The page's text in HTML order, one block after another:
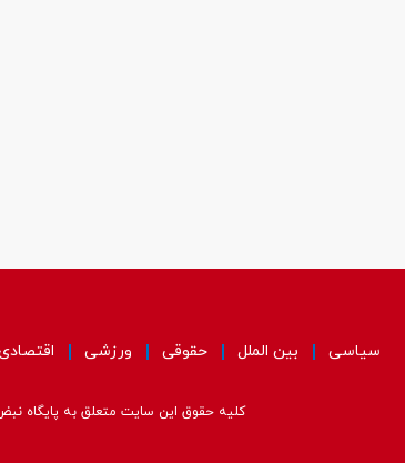
سیاسی بین الملل حقوقی ورزشی
کلیه حقوق این سایت متعلق به پایگاه